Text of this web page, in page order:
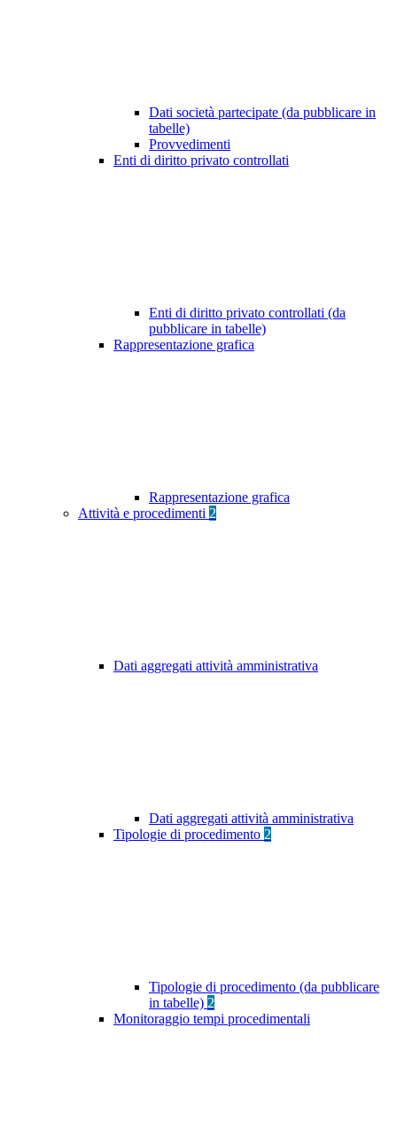
Dati società partecipate (da pubblicare in
tabelle)
Provvedimenti
Enti di diritto privato controllati
Enti di diritto privato controllati (da
pubblicare in tabelle)
Rappresentazione grafica
Rappresentazione grafica
Attività e procedimenti 2
Dati aggregati attività amministrativa
Dati aggregati attività amministrativa
Tipologie di procedimento 2
Tipologie di procedimento (da pubblicare
in tabelle) 2
Monitoraggio tempi procedimentali